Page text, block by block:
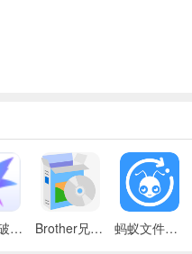
大量辅助数据与数据计算
制，包括柱形图、条形图、面
迅雷vip破解版永久会员2024版 Brother兄弟 MFC-8480DN多功能一体机ISIS驱动 蚂蚁文件（数据恢复大师）